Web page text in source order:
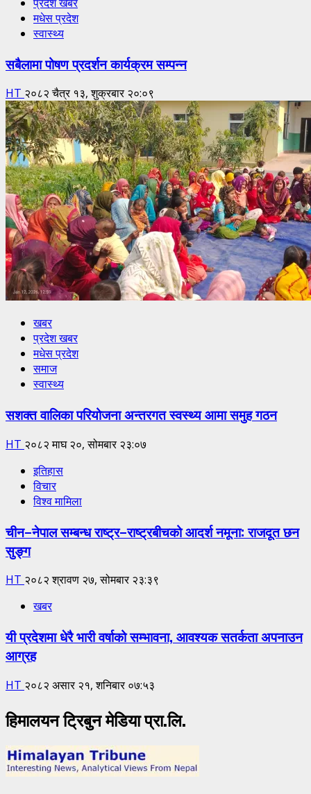
मधेस प्रदेश
स्वास्थ्य
सबैलामा पोषण प्रदर्शन कार्यक्रम सम्पन्न
HT २०८२ चैत्र १३, शुक्रबार २०:०९
खबर
प्रदेश खबर
मधेस प्रदेश
समाज
स्वास्थ्य
सशक्त वालिका परियोजना अन्तरगत स्वस्थ्य आमा समुह गठन
HT २०८२ माघ २०, सोमबार २३:०७
इतिहास
विचार
विश्व मामिला
चीन–नेपाल सम्बन्ध राष्ट्र–राष्ट्रबीचको आदर्श नमूना: राजदूत छन
सुङ्ग
HT २०८२ श्रावण २७, सोमबार २३:३९
खबर
यी प्रदेशमा धेरै भारी वर्षाको सम्भावना, आवश्यक सतर्कता अपनाउन
आग्रह
HT २०८२ असार २१, शनिबार ०७:५३
हिमालयन ट्रिबुन मेडिया प्रा.लि.